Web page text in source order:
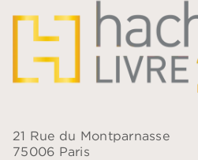
21 Rue du Montparnasse
75006 Paris